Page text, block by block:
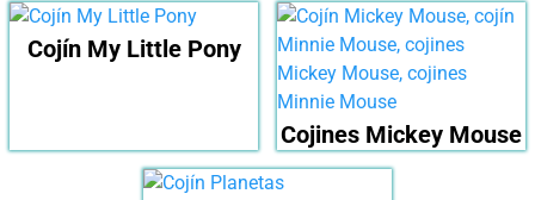
Cojín My Little Pony
Cojines Mickey Mouse